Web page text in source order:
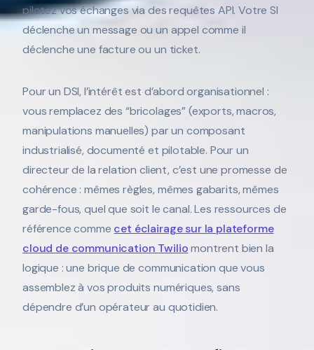
pilotez vos échanges via des requêtes API. Votre SI
déclenche un message ou un appel comme il
déclenche une facture ou un ticket.
Pour un DSI, l’intérêt est d’abord organisationnel :
vous remplacez des “bricolages” (exports, macros,
manipulations manuelles) par un composant
industrialisé, documenté et pilotable. Pour un
directeur de la relation client, c’est une promesse de
cohérence : mêmes règles, mêmes gabarits, mêmes
garde-fous, quel que soit le canal. Les ressources de
référence comme cet éclairage sur la plateforme
cloud de communication Twiliomontrent bien la
logique : une brique de communication que vous
assemblez à vos produits numériques, sans
dépendre d’un opérateur au quotidien.